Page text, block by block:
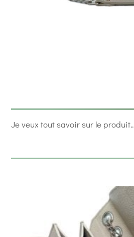
Je veux tout savoir sur le